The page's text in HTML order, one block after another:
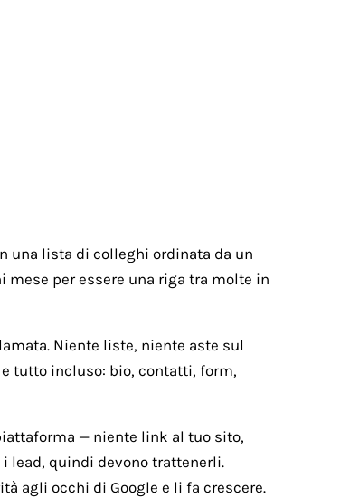
una lista di colleghi ordinata da un
mese per essere una riga tra molte in
Niente liste, niente aste sul
tutto incluso: bio, contatti, form,
— niente link al tuo sito,
lead, quindi devono trattenerli.
agli occhi di Google e li fa crescere.